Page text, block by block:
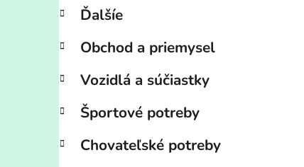
Ďalšíe
Obchod a priemysel
Vozidlá a súčiastky
Športové potreby
Chovateľské potreby